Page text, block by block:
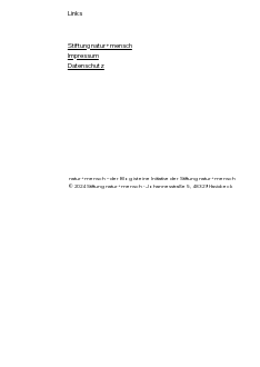
Links
Stiftung natur+mensch
Impressum
Datenschutz
natur+mensch – der Blog ist eine Initiative der Stiftung natur+mensch
© 2024 Stiftung natur+mensch - Johannesstraße 5, 48329 Havixbeck